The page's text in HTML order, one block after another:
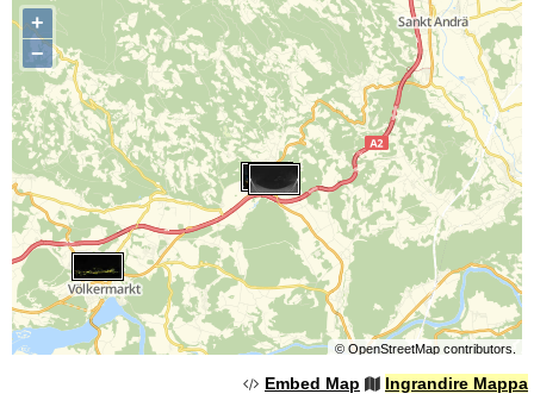
+
−
© OpenStreetMapcontributors.
Embed Map Ingrandire Mappa